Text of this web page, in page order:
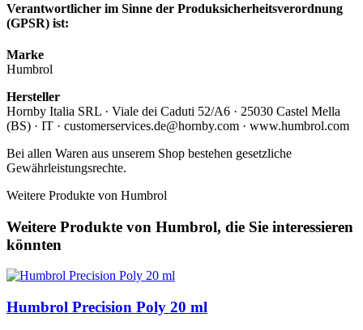
Verantwortlicher im Sinne der Produksicherheitsverordnung
(GPSR) ist:
Marke
Humbrol
Hersteller
Hornby Italia SRL · Viale dei Caduti 52/A6 · 25030 Castel Mella
(BS) · IT · customerservices.de@hornby.com · www.humbrol.com
Bei allen Waren aus unserem Shop bestehen gesetzliche
Gewährleistungsrechte.
Weitere Produkte von Humbrol
Weitere Produkte von Humbrol, die Sie interessieren
könnten
Humbrol Precision Poly 20 ml